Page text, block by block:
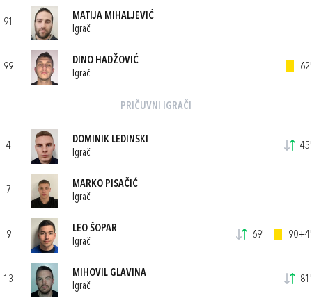
91
MATIJA MIHALJEVIĆ
Igrač
99
DINO HADŽOVIĆ
Igrač
62'
PRIČUVNI IGRAČI
4
DOMINIK LEDINSKI
Igrač
45'
7
MARKO PISAČIĆ
Igrač
9
LEO ŠOPAR
Igrač
69' 90+4'
13
MIHOVIL GLAVINA
Igrač
81'